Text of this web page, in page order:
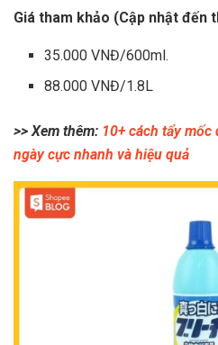
Giá tham khảo (Cập nhật đến
35.000 VNĐ/600ml.
88.000 VNĐ/1.8L
>> Xem thêm: 10+ cách tẩy
ngày cực nhanh và hiệu quả